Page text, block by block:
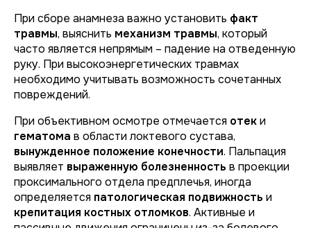
При сборе анамнеза важно установить факт
травмы, выяснить механизм травмы, который
часто является непрямым – падение на отведенную
руку. При высокоэнергетических травмах
необходимо учитывать возможность сочетанных
повреждений.
При объективном осмотре отмечается отеки
гематома в области локтевого сустава,
вынужденное положение конечности. Пальпация
выявляет выраженную болезненность в проекции
проксимального отдела предплечья, иногда
определяется патологическая подвижность и
крепитация костных отломков. Активные и